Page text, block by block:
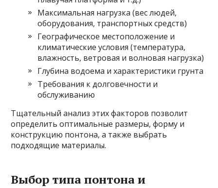
Максимальная нагрузка (вес людей,
оборудования, транспортных средств)
Географическое местоположение и
климатические условия (температура,
влажность, ветровая и волновая нагрузка)
Глубина водоема и характеристики грунта
Требования к долговечности и
обслуживанию
Тщательный анализ этих факторов позволит
определить оптимальные размеры, форму и
конструкцию понтона, а также выбрать
подходящие материалы.
Выбор типа понтона и